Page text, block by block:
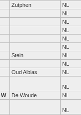
Zutphen
NL
NL
NL
NL
NL
NL
Stein
NL
NL
Oud Alblas NL
NL
W De Woude NL
NL